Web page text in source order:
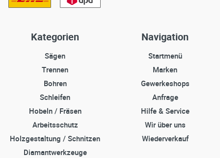
Kategorien
Sägen
Trennen
Bohren
Schleifen
Hobeln / Fräsen
Arbeitsschutz
Holzgestaltung / Schnitzen
Diamantwerkzeuge
Navigation
Startmenü
Marken
Gewerkeshops
Anfrage
Hilfe & Service
Wir über uns
Wiederverkauf